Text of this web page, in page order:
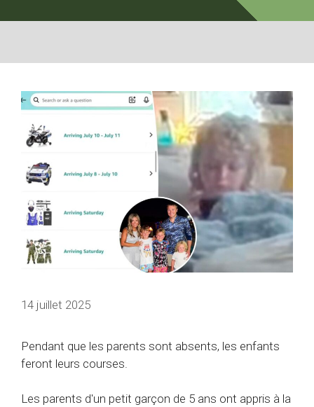
14 juillet 2025
Pendant que les parents sont absents, les enfants
feront leurs courses.
Les parents d'un petit garçon de 5 ans ont appris à la